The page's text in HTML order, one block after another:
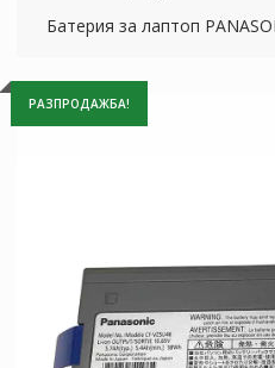
Батерия за лаптоп
РАЗПРОДАЖБА!